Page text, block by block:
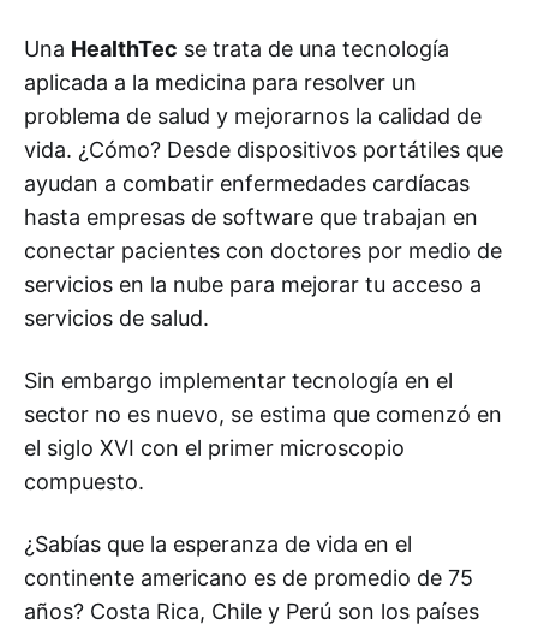
Una HealthTec se trata de una tecnología
aplicada a la medicina para resolver un
problema de salud y mejorarnos la calidad de
vida. ¿Cómo? Desde dispositivos portátiles que
ayudan a combatir enfermedades cardíacas
hasta empresas de software que trabajan en
conectar pacientes con doctores por medio de
servicios en la nube para mejorar tu acceso a
servicios de salud.
Sin embargo implementar tecnología en el
sector no es nuevo, se estima que comenzó en
el siglo XVI con el primer microscopio
compuesto.
¿Sabías que la esperanza de vida en el
continente americano es de promedio de 75
años? Costa Rica, Chile y Perú son los países